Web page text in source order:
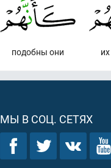
их
подобны они
МЫ В СОЦ. СЕТЯХ